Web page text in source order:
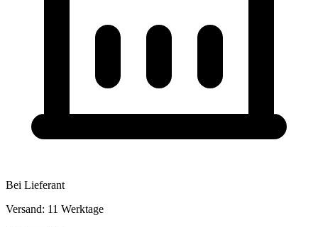
Bei Lieferant
Versand: 11 Werktage